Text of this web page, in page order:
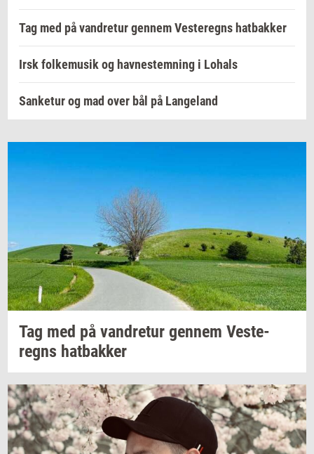
Tag med på vandretur gennem Vesteregns hatbakker
Irsk folkemusik og havnestemning i Lohals
Sanketur og mad over bål på Langeland
Tag med på van­dre­tur gen­nem Ve­ste­
regns hat­bak­ker